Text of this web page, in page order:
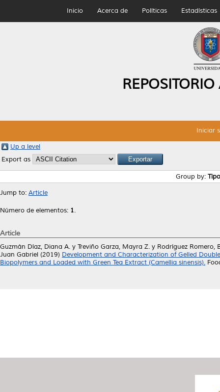
Inicio Acerca de Políticas Estadísticas
Iniciar
Up a level
Export as
Group by:
Jump to: Article
Número de elementos: 1.
Article
Guzmán Díaz, Diana A. y Treviño Garza, Mayra Z. y Rodríguez Romero,
Juan Gabriel (2019) Development and Characterization of Gelled
Biopolymers and Loaded with Green Tea Extract (Camellia sinensis).